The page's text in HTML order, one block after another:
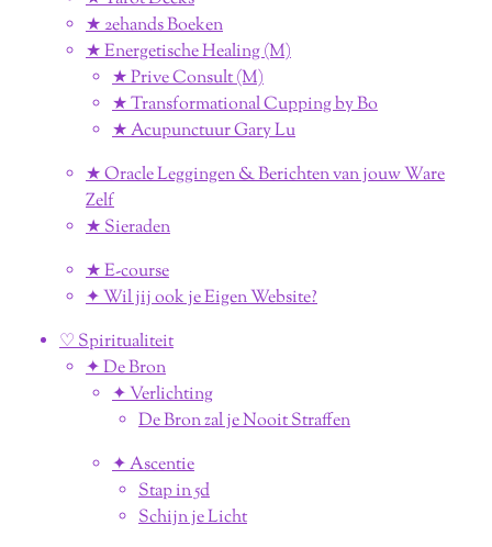
★ 2ehands Boeken
★ Energetische Healing (M)
★ Prive Consult (M)
★ Transformational Cupping by Bo
★ Acupunctuur Gary Lu
★ Oracle Leggingen & Berichten van jouw Ware
Zelf
★ Sieraden
★ E-course
✦ Wil jij ook je Eigen Website?
♡ Spiritualiteit
✦ De Bron
✦ Verlichting
De Bron zal je Nooit Straffen
✦ Ascentie
Stap in 5d
Schijn je Licht